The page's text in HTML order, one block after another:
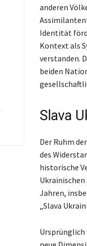
anderen
Identität
Kontext als
verstanden.
beiden
Slava
Der Ruhm
des
historische
Jahren,
„Slava